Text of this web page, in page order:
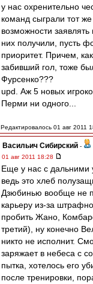
у нас охренительно
команд сыграли тот
возможности
них получили, пусть
приоритет. Причем,
забивший гол, тоже
Фурсенко???
upd. Аж 5 новых
Перми ни одного...
Редактировалось 01 авг 2011
Васильич Сибирский -
01 авг 2011 18:28
Еще у нас с
ведь это хлеб
Дзюбинью вообще не
карьеру из-за
пробить Жано,
третий), ну конечно
никто не исполнит.
заряжает в небеса с
пытка, хотелось его
после тренировки,